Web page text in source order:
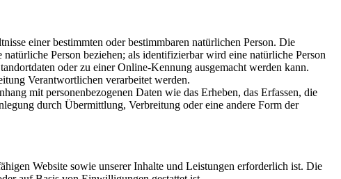
einer bestimmten oder bestimmbaren natürlichen Person. Die
Person beziehen; als identifizierbar wird eine natürliche Person
oder zu einer Online-Kennung ausgemacht werden kann.
Verantwortlichen verarbeitet werden.
mit personenbezogenen Daten wie das Erheben, das Erfassen, die
durch Übermittlung, Verbreitung oder eine andere Form der
Website sowie unserer Inhalte und Leistungen erforderlich ist. Die